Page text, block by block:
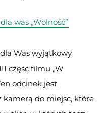
was „Wolność”
Was wyjątkowy
część filmu „W
odcinek jest
kamerą do miejsc, które